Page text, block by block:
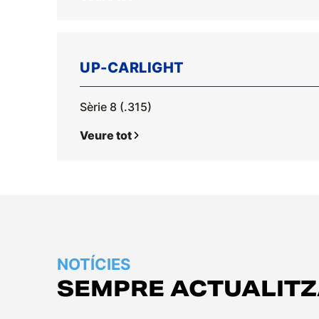
UP-CARLIGHT
Sèrie 8 (.315)
Veure tot
NOTÍCIES
SEMPRE